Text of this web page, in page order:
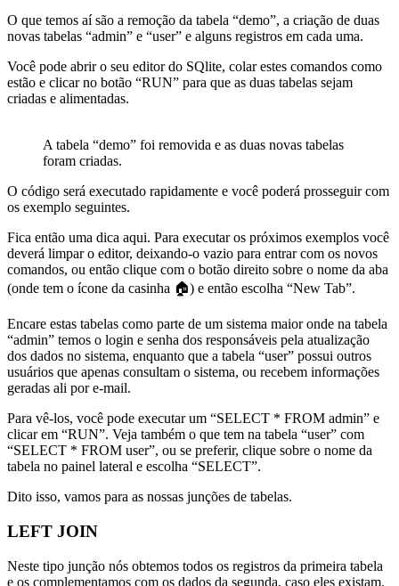
O que temos aí são a remoção da tabela “demo”, a criação de duas
novas tabelas “admin” e “user” e alguns registros em cada uma.
Você pode abrir o seu editor do SQlite, colar estes comandos como
estão e clicar no botão “RUN” para que as duas tabelas sejam
criadas e alimentadas.
A tabela “demo” foi removida e as duas novas tabelas
foram criadas.
O código será executado rapidamente e você poderá prosseguir com
os exemplo seguintes.
Fica então uma dica aqui. Para executar os próximos exemplos você
deverá limpar o editor, deixando-o vazio para entrar com os novos
comandos, ou então clique com o botão direito sobre o nome da aba
(onde tem o ícone da casinha 🏠) e então escolha “New Tab”.
Encare estas tabelas como parte de um sistema maior onde na tabela
“admin” temos o login e senha dos responsáveis pela atualização
dos dados no sistema, enquanto que a tabela “user” possui outros
usuários que apenas consultam o sistema, ou recebem informações
geradas ali por e-mail.
Para vê-los, você pode executar um “SELECT * FROM admin” e
clicar em “RUN”. Veja também o que tem na tabela “user” com
“SELECT * FROM user”, ou se preferir, clique sobre o nome da
tabela no painel lateral e escolha “SELECT”.
Dito isso, vamos para as nossas junções de tabelas.
LEFT JOIN
Neste tipo junção nós obtemos todos os registros da primeira tabela
e os complementamos com os dados da segunda, caso eles existam.